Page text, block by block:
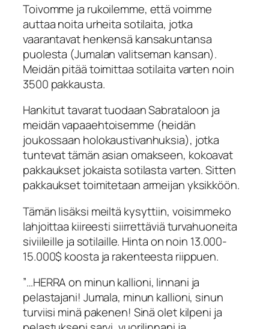
Toivomme ja rukoilemme, että voimme
auttaa noita urheita sotilaita, jotka
vaarantavat henkensä kansakuntansa
puolesta (Jumalan valitseman kansan).
Meidän pitää toimittaa sotilaita varten noin
3500 pakkausta.
Hankitut tavarat tuodaan Sabrataloon ja
meidän vapaaehtoisemme (heidän
joukossaan holokaustivanhuksia), jotka
tuntevat tämän asian omakseen, kokoavat
pakkaukset jokaista sotilasta varten. Sitten
pakkaukset toimitetaan armeijan yksikköön.
Tämän lisäksi meiltä kysyttiin, voisimmeko
lahjoittaa kiireesti siirrettäviä turvahuoneita
siviileille ja sotilaille. Hinta on noin 13.000-
15.000$ koosta ja rakenteesta riippuen.
”…HERRA on minun kallioni, linnani ja
pelastajani! Jumala, minun kallioni, sinun
turviisi minä pakenen! Sinä olet kilpeni ja